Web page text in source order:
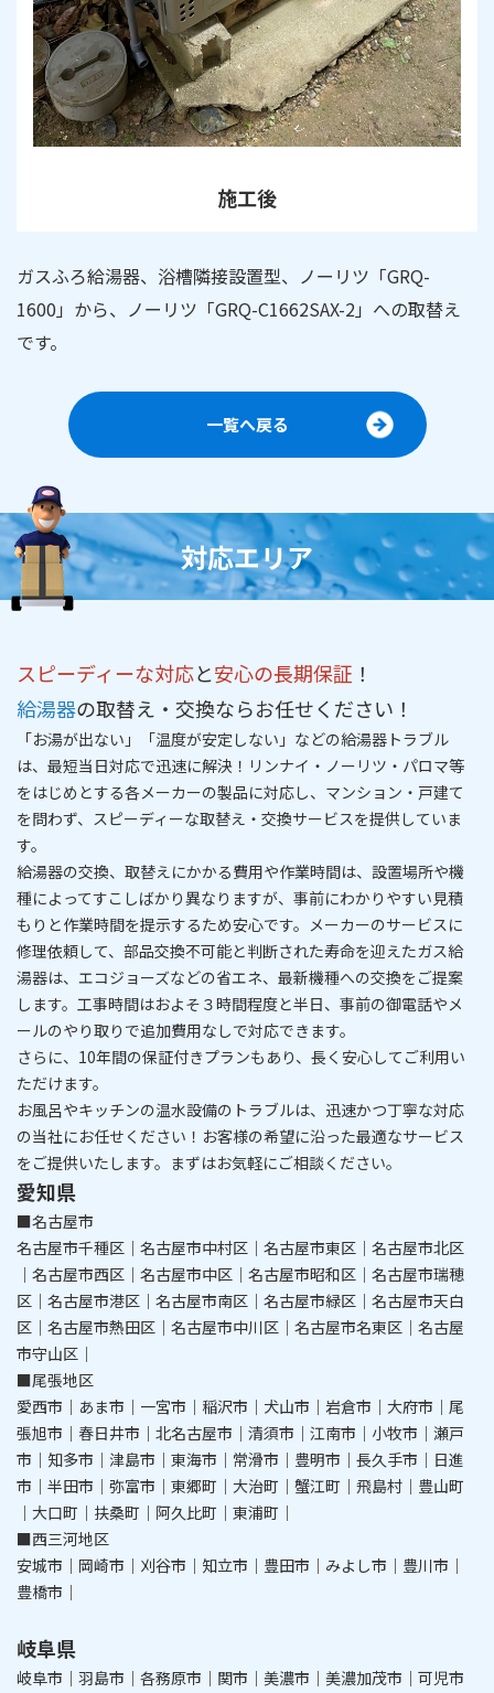
施工後
ガスふろ給湯器、浴槽隣接設置型、ノーリツ「GRQ-
1600」から、ノーリツ「GRQ-C1662SAX-2」への取替え
です。
一覧へ戻る
対応エリア
スピーディーな対応と安心の長期保証 ！
給湯器の取替え・交換ならお任せください！
「お湯が出ない」「温度が安定しない」などの給湯器トラブル
は、 最短当日対応で迅速に解決！リンナイ・ノーリツ・パロマ等
をはじめとする各メーカーの製品に対応し、マンション・戸建て
を問わず、 スピーディーな取替え・交換サービスを提供していま
す。
給湯器の交換、取替えにかかる費用や作業時間は、設置場所や機
種によってすこしばかり異なりますが、事前にわかりやすい見積
もりと作業時間を提示するため安心です。メーカーのサービスに
修理依頼して、部品交換不可能と判断された寿命を迎えたガス給
湯器は、エコジョーズなどの省エネ、最新機種への交換をご提案
します。工事時間はおよそ３時間程度と半日、事前の御電話やメ
ールのやり取りで追加費用なしで対応できます。
さらに、 10年間の保証付きプランもあり、長く安心してご利用い
ただけます。
​​​​​​​お風呂やキッチンの温水設備のトラブルは、迅速かつ丁寧な対応
の当社にお任せください！ お客様の希望に沿った最適なサービス
をご提供いたします。まずはお気軽にご相談ください。
愛知県
■名古屋市
名古屋市千種区｜名古屋市中村区｜名古屋市東区｜名古屋市北区
｜名古屋市西区｜名古屋市中区｜名古屋市昭和区｜名古屋市瑞穂
区｜名古屋市港区｜名古屋市南区｜名古屋市緑区｜名古屋市天白
区｜名古屋市熱田区｜名古屋市中川区｜名古屋市名東区｜名古屋
市守山区｜
■尾張地区
愛西市｜あま市｜一宮市｜稲沢市｜犬山市｜岩倉市｜大府市｜尾
張旭市｜春日井市｜北名古屋市｜清須市｜江南市｜小牧市｜瀬戸
市｜知多市｜津島市｜東海市｜常滑市｜豊明市｜長久手市｜日進
市｜半田市｜弥富市｜東郷町｜大治町｜蟹江町｜飛島村｜豊山町
｜大口町｜扶桑町｜阿久比町｜東浦町｜
■西三河地区
安城市｜岡崎市｜刈谷市｜知立市｜豊田市｜みよし市｜豊川市｜
豊橋市｜
岐阜県
岐阜市｜羽島市｜各務原市｜関市｜美濃市｜美濃加茂市｜可児市